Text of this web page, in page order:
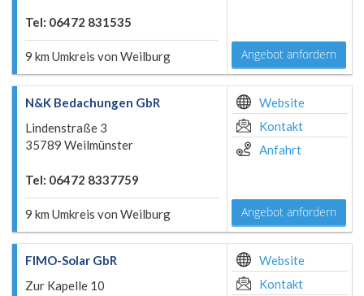
Tel: 06472 831535
9 km Umkreis von Weilburg Angebot anfordern
N&K Bedachungen GbR
Lindenstraße 3
35789 Weilmünster
Tel: 06472 8337759
9 km Umkreis von Weilburg
Website
Kontakt
Anfahrt
Angebot anfordern
FIMO-Solar GbR
Zur Kapelle 10
Website
Kontakt